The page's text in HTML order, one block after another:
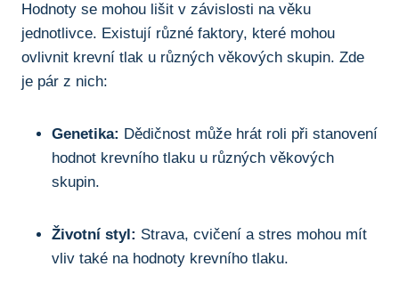
Hodnoty se mohou lišit v závislosti na věku
jednotlivce. Existují různé faktory, které mohou
ovlivnit krevní tlak u různých věkových skupin. Zde
je pár z nich:
Genetika: Dědičnost může hrát roli při stanovení
hodnot krevního tlaku u různých věkových
skupin.
Životní styl: Strava, cvičení a stres mohou mít
vliv také na hodnoty krevního tlaku.